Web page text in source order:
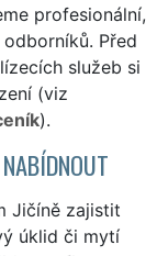
profesionální,
Před
služeb si
(viz
).
Jičíně zajistit
úklid či mytí